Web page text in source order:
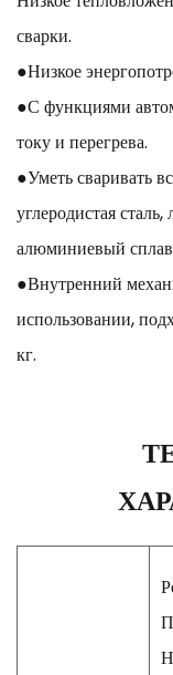
сварки.
●Низкое
●С функциями
току и перегрева.
●Уметь сваривать
углеродистая
алюминиевый сплав
●Внутренний
использовании,
кг.